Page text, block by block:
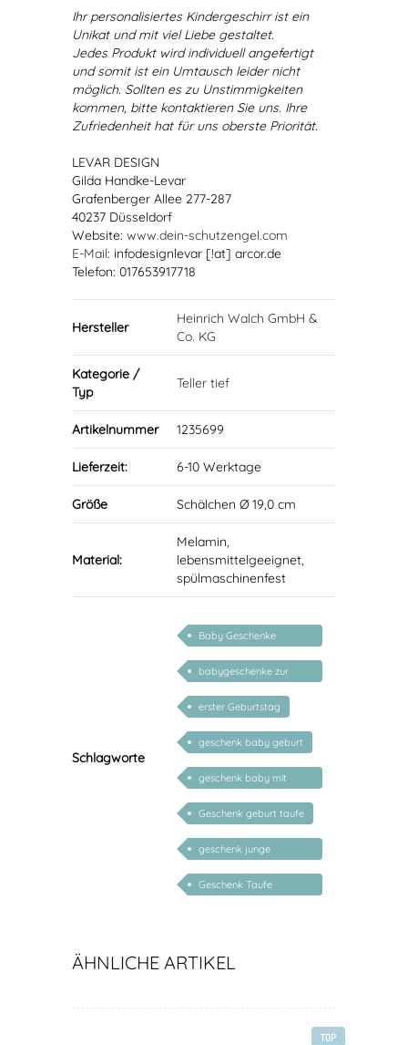
Ihr personalisiertes Kindergeschirr ist ein
Unikat und mit viel Liebe gestaltet.
Jedes Produkt wird individuell angefertigt
und somit ist ein Umtausch leider nicht
möglich. Sollten es zu Unstimmigkeiten
kommen, bitte kontaktieren Sie uns. Ihre
Zufriedenheit hat für uns oberste Priorität.
LEVAR DESIGN
Gilda Handke-Levar
Grafenberger Allee 277-287
40237 Düsseldorf
Website: www.dein-schutzengel.com
E-Mail: infodesignlevar [!at] arcor.de
Telefon: 017653917718
Hersteller
Heinrich Walch GmbH &
Co. KG
Kategorie /
Typ
Teller tief
Artikelnummer 1235699
Lieferzeit: 6-10 Werktage
Größe Schälchen Ø 19,0 cm
Material:
Melamin,
lebensmittelgeeignet,
spülmaschinenfest
Schlagworte
Baby Geschenke
personalisierbar
babygeschenke zur
geburt personalisiert
erster Geburtstag
geschenk baby geburt
geschenk baby mit
namen
Geschenk geburt taufe
geschenk junge
mädchen
Geschenk Taufe
ÄHNLICHE ARTIKEL
TOP